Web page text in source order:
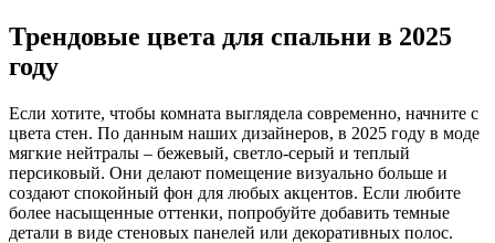
Трендовые цвета для спальни в 2025
году
Если хотите, чтобы комната выглядела современно, начните с
цвета стен. По данным наших дизайнеров, в 2025 году в моде
мягкие нейтралы – бежевый, светло‑серый и теплый
персиковый. Они делают помещение визуально больше и
создают спокойный фон для любых акцентов. Если любите
более насыщенные оттенки, попробуйте добавить темные
детали в виде стеновых панелей или декоративных полос.